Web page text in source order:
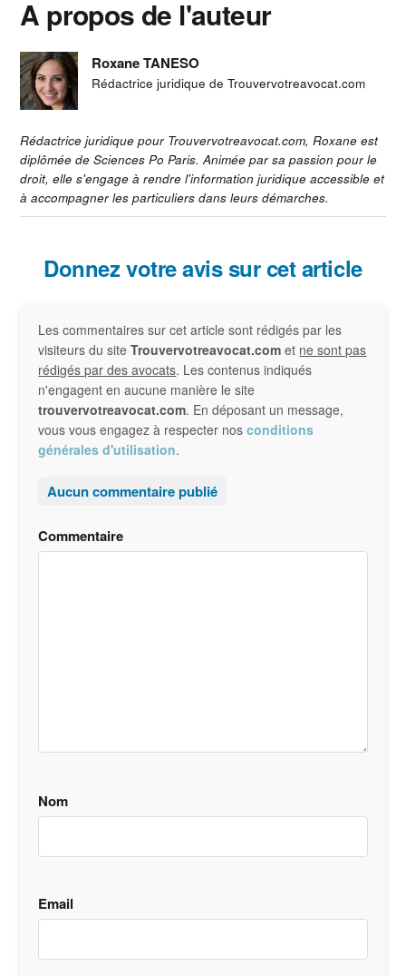
A propos de l'auteur
Roxane TANESO
Rédactrice juridique de Trouvervotreavocat.com
Rédactrice juridique pour Trouvervotreavocat.com, Roxane est
diplômée de Sciences Po Paris. Animée par sa passion pour le
droit, elle s'engage à rendre l'information juridique accessible et
à accompagner les particuliers dans leurs démarches.
Interactions
lecteur
Donnez votre avis sur cet article
Les commentaires sur cet article sont rédigés par les
visiteurs du siteTrouvervotreavocat.com et ne sont pas
rédigés par des avocats. Les contenus indiqués
n'engagent en aucune manière le site
trouvervotreavocat.com. En déposant un message,
vous vous engagez à respecter nosconditions
générales d'utilisation.
Aucun commentaire publié
Commentaire
Nom
Email